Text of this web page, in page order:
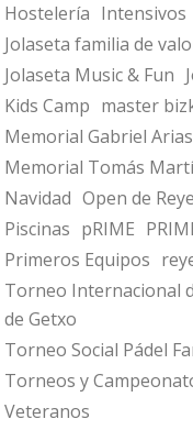
Hostelería Intensivos
Jolaseta familia de
Jolaseta Music & Fun
Kids Camp master
Memorial Gabriel Arias
Memorial Tomás
Navidad Open de
Piscinas pRIME
Primeros Equipos
Torneo Internacional
de Getxo
Torneo Social Pádel
Torneos y
Veteranos